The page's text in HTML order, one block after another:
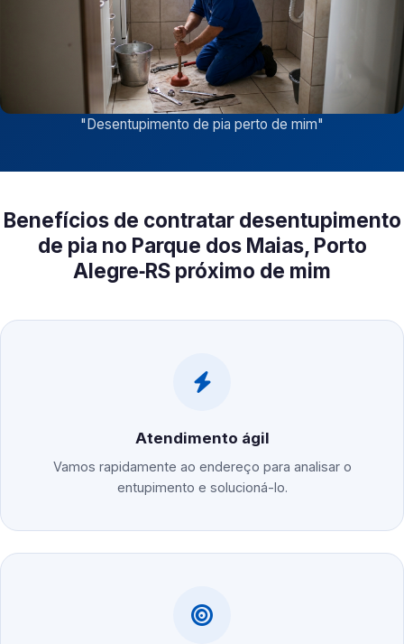
"Desentupimento de pia perto de mim"
Benefícios de contratar desentupimento
de pia no Parque dos Maias, Porto
Alegre‑RS próximo de mim
Atendimento ágil
Vamos rapidamente ao endereço para analisar o
entupimento e solucioná-lo.